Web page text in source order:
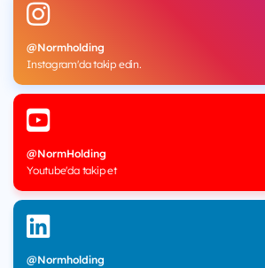
@Normholding
Instagram'da takip edin.
@NormHolding
Youtube'da takip et
@Normholding